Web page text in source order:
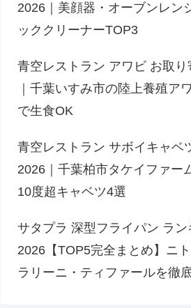
2026｜美顔器・オーブンレン
ッククリーナーTOP3
青空レストラン アワビ お取
｜千葉いすみ市の陸上養殖ア
で生食OK
青空レストラン サボイキャベ
2026｜千葉柏市タケイファー
10度超キャベツ4選
サタプラ 深型フライパン ラン
2026【TOP5完全まとめ】ニ
ラリーニ・ティファールを徹